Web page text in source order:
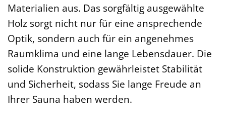
Materialien aus. Das sorgfältig ausgewählte
Holz sorgt nicht nur für eine ansprechende
Optik, sondern auch für ein angenehmes
Raumklima und eine lange Lebensdauer. Die
solide Konstruktion gewährleistet Stabilität
und Sicherheit, sodass Sie lange Freude an
Ihrer Sauna haben werden.